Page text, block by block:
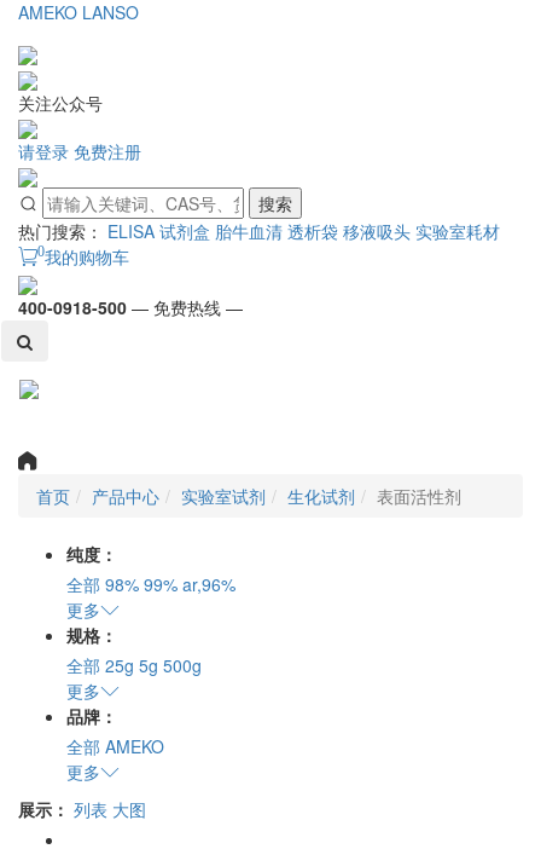
AMEKO LANSO
关注公众号
请登录 免费注册
搜索
热门搜索： ELISA 试剂盒 胎牛血清 透析袋 移液吸头 实验室耗材
0我的购物车
400-0918-500 — 免费热线 —
首页 产品中心 实验室试剂 生化试剂 表面活性剂
纯度：
全部 98% 99% ar,96%
更多
规格：
全部 25g 5g 500g
更多
品牌：
全部 AMEKO
更多
展示： 列表 大图